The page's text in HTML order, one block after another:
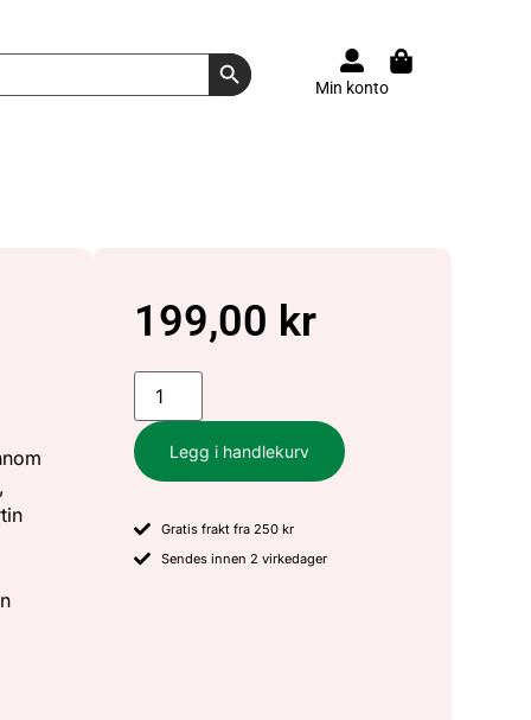
Search Button
Min konto
199,00 kr
Legg i handlekurv
Gratis frakt fra 250 kr
Sendes innen 2 virkedager